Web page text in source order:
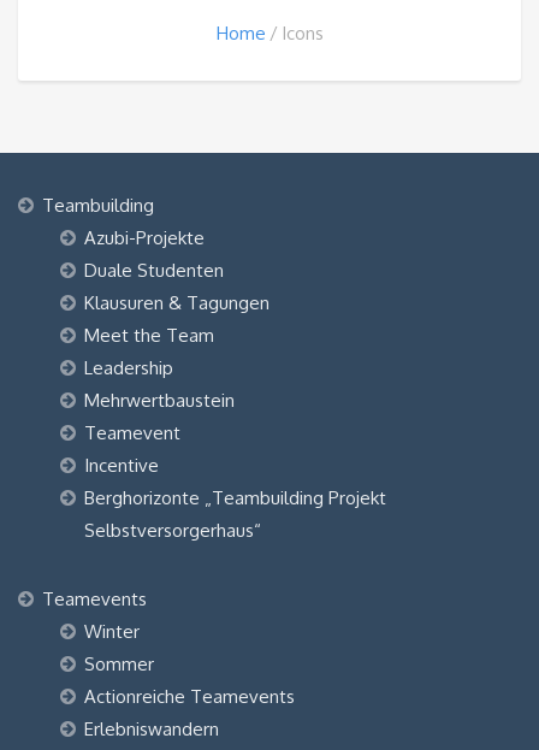
Home Icons
Teambuilding
Azubi-Projekte
Duale Studenten
Klausuren & Tagungen
Meet the Team
Leadership
Mehrwertbaustein
Teamevent
Incentive
Berghorizonte „Teambuilding Projekt
Selbstversorgerhaus“
Teamevents
Winter
Sommer
Actionreiche Teamevents
Erlebniswandern